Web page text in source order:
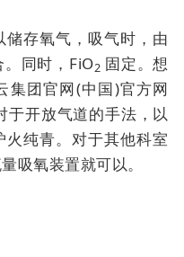
存氧气，吸气时，由
同时，FiO2 固定。想
集团官网(中国)官方网
于开放气道的手法，以
纯青。对于其他科室
吸氧装置就可以。